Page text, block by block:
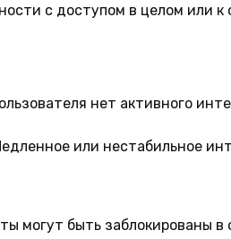
с доступом в целом или
нет активного
или нестабильное
могут быть заблокированы